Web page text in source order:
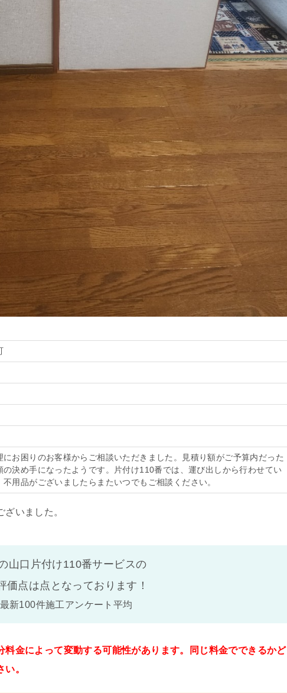
にお困りのお客様からご相談いただきました。見積り額がご予算内だった
の決め手になったようです。片付け110番では、運び出しから行わせてい
不用品がございましたらまたいつでもご相談ください。
いました。
山口片付け110番サービスの
価点は点となっております！
新100件施工アンケート平均
金によって変動する可能性があります。同じ料金でできるかど
。